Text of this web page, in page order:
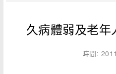
久病體弱及老
時間: